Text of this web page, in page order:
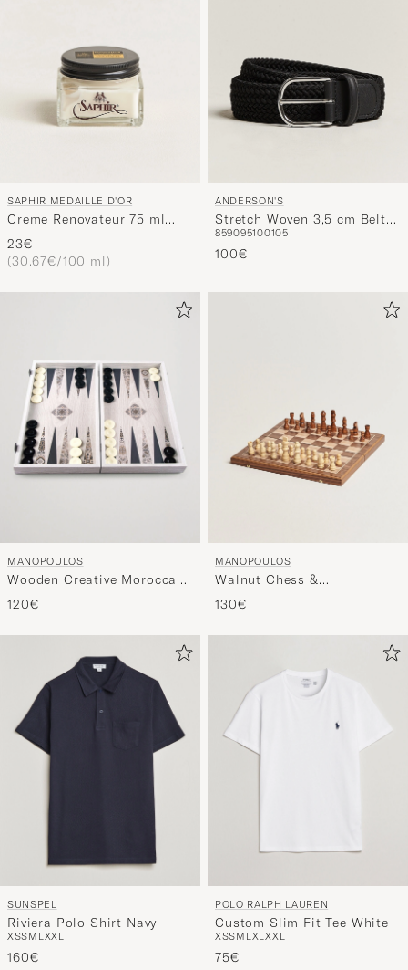
SAPHIR MEDAILLE D'OR
Creme Renovateur 75 ml
Neutral
23€
(30.67€/100 ml)
ANDERSON'S
Stretch Woven 3,5 cm Belt
Black
859095100105
100€
MANOPOULOS
Wooden Creative Moroccan
Mosaic Backgammon
120€
MANOPOULOS
Walnut Chess &
Backgammon
130€
SUNSPEL
Riviera Polo Shirt Navy
XSSM LXXL
160€
POLO RALPH LAUREN
Custom Slim Fit Tee White
XSSM LXLXXL
75€